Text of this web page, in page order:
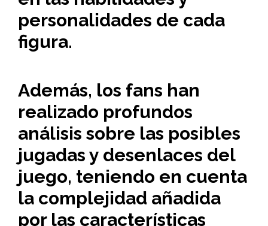
personalidades de cada
figura.
Además, los fans han
realizado profundos
análisis sobre las posibles
jugadas y desenlaces del
juego, teniendo en cuenta
la complejidad añadida
por las características